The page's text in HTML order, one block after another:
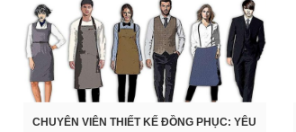
CHUYÊN VIÊN THIẾT KẾ ĐỒNG PHỤC: YÊU